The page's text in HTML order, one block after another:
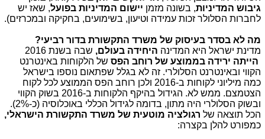
גיבוש המדיניות, בשונה מזמן יישום המדיניות בפועל, שאז יש
לחברות הסלולר זכות עמידה וטיעון, בשימועים, בחקיקה ובמכרזים).
מה לא בסדר בעיסוק של משרד התקשורת בדור רביעי?
מדינת ישראל היא המדינה היחידה בעולם, שבה בשנת 2016
הייתה ירידה בממוצע של רוחב הפס של הלקוחות באינטרנט
הקווי ובאינטרנט הסלולרי. זה לא בגלל שפתאום נוספו בישראל
כמה מיליוני לקוחות ב-2016 ולכן רוחב הפס הממוצע לכל לקוח
הצטמצם. ממש לא. הגידול בהיקף הלקוחות ב-2016 בשוק הקווי
ובשוק הסלולרי היה מתון, בדומה לגידול הכללי באוכלוסיה (כ-2%).
הכל תוצאה של רגולציה מוטעית של משרד התקשורת הישראלי,
כמפורט להלן בקצרה: